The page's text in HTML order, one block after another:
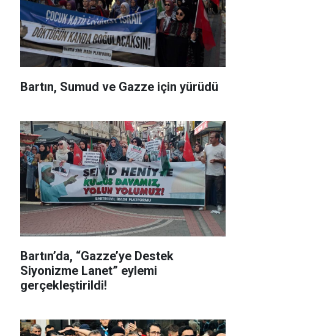
Bartın, Sumud ve Gazze için yürüdü
Bartın’da, “Gazze’ye Destek
Siyonizme Lanet” eylemi
gerçekleştirildi!